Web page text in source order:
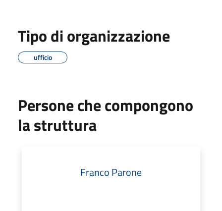
Tipo di organizzazione
ufficio
Persone che compongono
la struttura
Franco Parone